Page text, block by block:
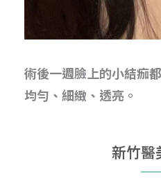
術後一週臉上的小結痂
均勻、細緻、透亮。
新竹醫